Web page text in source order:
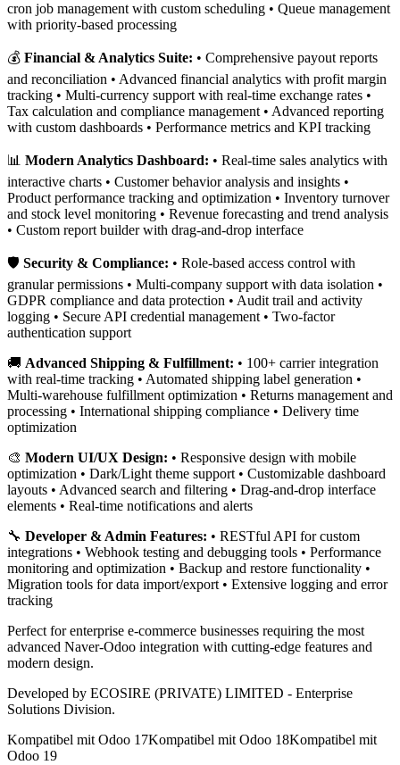
cron job management with custom scheduling • Queue management
with priority-based processing
💰 Financial & Analytics Suite: • Comprehensive payout reports
and reconciliation • Advanced financial analytics with profit margin
tracking • Multi-currency support with real-time exchange rates •
Tax calculation and compliance management • Advanced reporting
with custom dashboards • Performance metrics and KPI tracking
📊 Modern Analytics Dashboard: • Real-time sales analytics with
interactive charts • Customer behavior analysis and insights •
Product performance tracking and optimization • Inventory turnover
and stock level monitoring • Revenue forecasting and trend analysis
• Custom report builder with drag-and-drop interface
🛡️ Security & Compliance: • Role-based access control with
granular permissions • Multi-company support with data isolation •
GDPR compliance and data protection • Audit trail and activity
logging • Secure API credential management • Two-factor
authentication support
🚚 Advanced Shipping & Fulfillment: • 100+ carrier integration
with real-time tracking • Automated shipping label generation •
Multi-warehouse fulfillment optimization • Returns management and
processing • International shipping compliance • Delivery time
optimization
🎨 Modern UI/UX Design: • Responsive design with mobile
optimization • Dark/Light theme support • Customizable dashboard
layouts • Advanced search and filtering • Drag-and-drop interface
elements • Real-time notifications and alerts
🔧 Developer & Admin Features: • RESTful API for custom
integrations • Webhook testing and debugging tools • Performance
monitoring and optimization • Backup and restore functionality •
Migration tools for data import/export • Extensive logging and error
tracking
Perfect for enterprise e-commerce businesses requiring the most
advanced Naver-Odoo integration with cutting-edge features and
modern design.
Developed by ECOSIRE (PRIVATE) LIMITED - Enterprise
Solutions Division.
Kompatibel mit Odoo 17Kompatibel mit Odoo 18Kompatibel mit
Odoo 19